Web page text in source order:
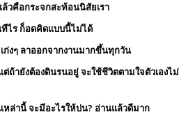
วคือกระจกสะท้อนนิสัยเรา
ทีไร ก็อดคิดแบบนี้ไม่ได้
ก่งๆ ลาออกจากงานมากขึ้นทุกวัน
ถ้ายังต้องดินรนอยู่ จะใช้ชีวิตตามใจตัวเองไม่
หล่านี้ จะมีอะไรให้บ่น? อ่านแล้วดีมาก